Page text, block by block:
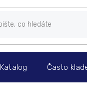
Katalog Často